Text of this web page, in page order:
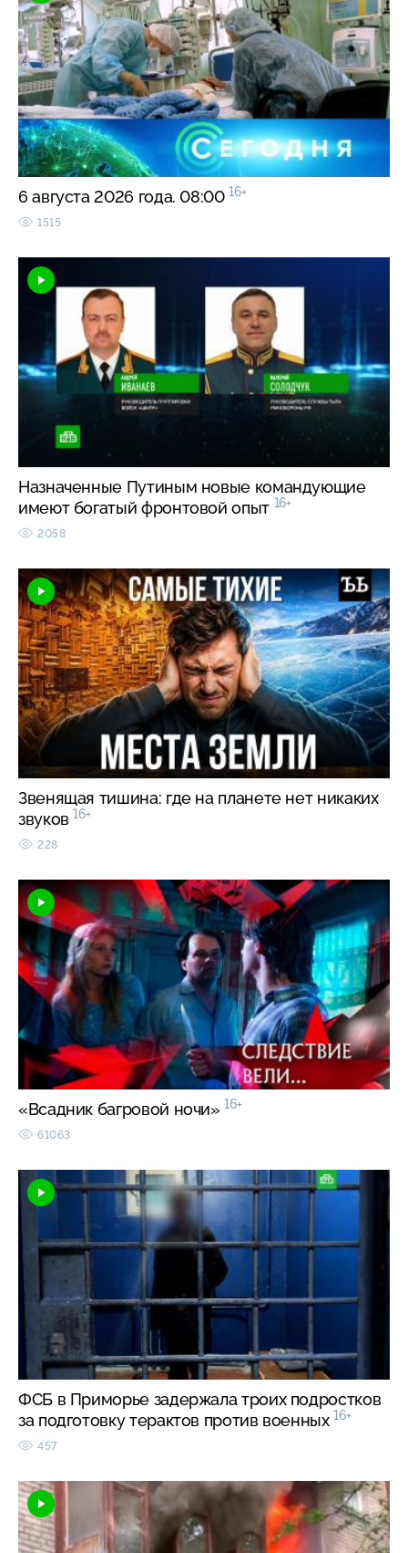
6 августа 2026 года. 08:00 16+
1515
Назначенные Путиным новые командующие
имеют богатый фронтовой опыт 16+
2058
Звенящая тишина: где на планете нет никаких
звуков 16+
228
«Всадник багровой ночи» 16+
61063
ФСБ в Приморье задержала троих подростков
за подготовку терактов против военных 16+
457